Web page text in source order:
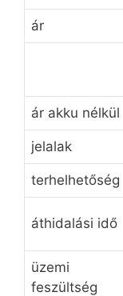
ár
ár akku nélkül
jelalak
terhelhetőség
áthidalási idő
üzemi
feszültség